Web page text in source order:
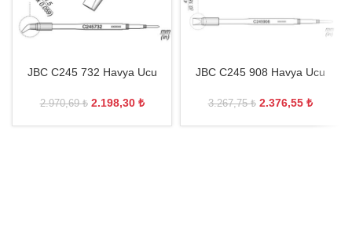
JBC C245 732 Havya Ucu
2.970,69₺ 2.198,30 ₺
JBC C245 908 Havya Ucu
3.267,75₺ 2.376,55 ₺